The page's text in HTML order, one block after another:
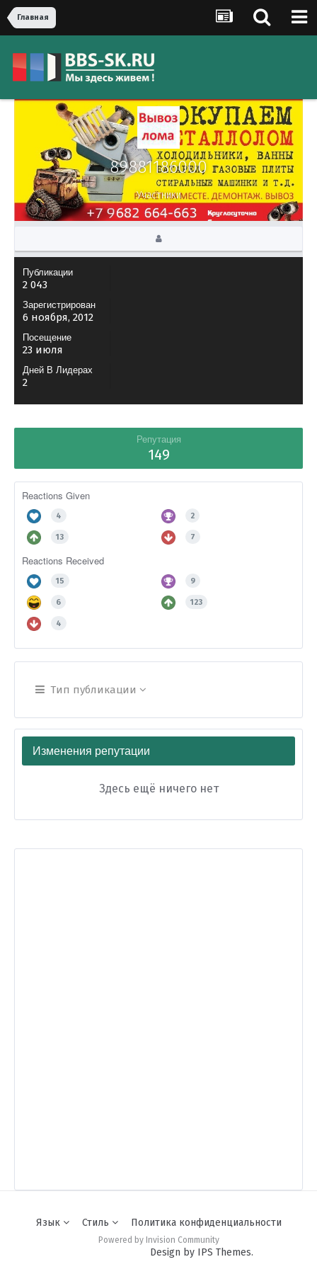
Главная
89881186000
Участники
Публикации
2 043
Зарегистрирован
6 ноября, 2012
Посещение
23 июля
Дней В Лидерах
2
Репутация
149
Reactions Given
4 2
13 7
Reactions Received
15 9
6 123
4
Тип публикации
Изменения репутации
Здесь ещё ничего нет
Язык Стиль Политика конфиденциальности
Powered by Invision Community
Design by IPS Themes.